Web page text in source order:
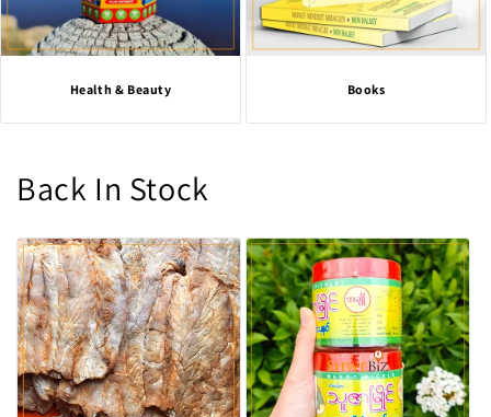
Health & Beauty Books
Back In Stock